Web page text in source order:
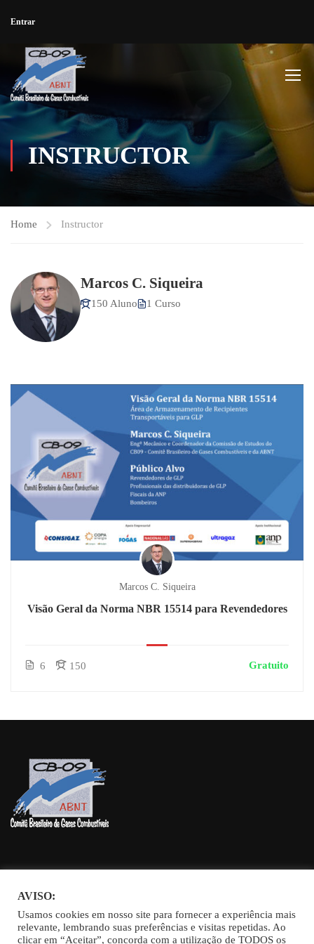
Entrar
INSTRUCTOR
Home Instructor
Marcos C. Siqueira
150 Aluno 1 Curso
Marcos C. Siqueira
Visão Geral da Norma NBR 15514 para Revendedores
6 150 Gratuito
cursos@gasescombustiveis.com.br
AVISO:
Usamos cookies em nosso site para fornecer a experiência mais
relevante, lembrando suas preferências e visitas repetidas. Ao
clicar em “Aceitar”, concorda com a utilização de TODOS os